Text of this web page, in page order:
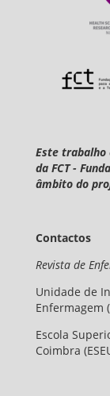
Este trabalho
da FCT -
âmbito do
Contactos
Revista de
Unidade de
Enfermagem
Escola
Coimbra